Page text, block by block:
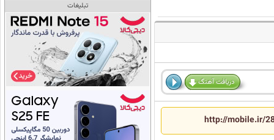
دریافت آهنگ
http://mobile.ir/
تبلیغات